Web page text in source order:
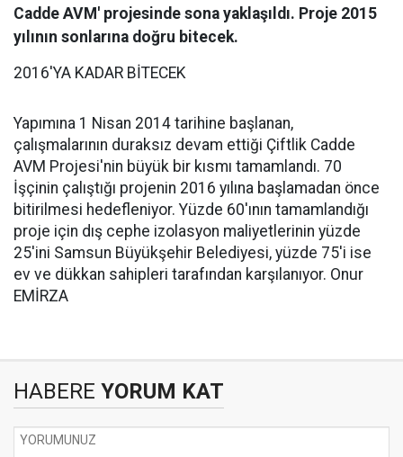
Cadde AVM' projesinde sona yaklaşıldı. Proje 2015
yılının sonlarına doğru bitecek.
2016'YA KADAR BİTECEK
Yapımına 1 Nisan 2014 tarihine başlanan,
çalışmalarının duraksız devam ettiği Çiftlik Cadde
AVM Projesi'nin büyük bir kısmı tamamlandı. 70
İşçinin çalıştığı projenin 2016 yılına başlamadan önce
bitirilmesi hedefleniyor. Yüzde 60'ının tamamlandığı
proje için dış cephe izolasyon maliyetlerinin yüzde
25'ini Samsun Büyükşehir Belediyesi, yüzde 75'i ise
ev ve dükkan sahipleri tarafından karşılanıyor. Onur
EMİRZA
HABERE YORUM KAT